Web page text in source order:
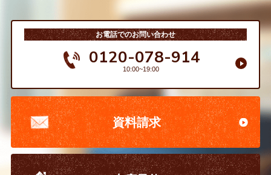
お電話でのお問い合わせ
0120-078-914
10:00~19:00
資料請求